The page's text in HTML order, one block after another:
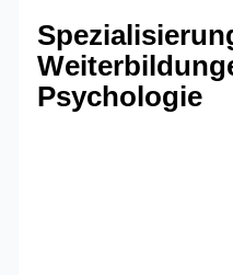
Psychologie